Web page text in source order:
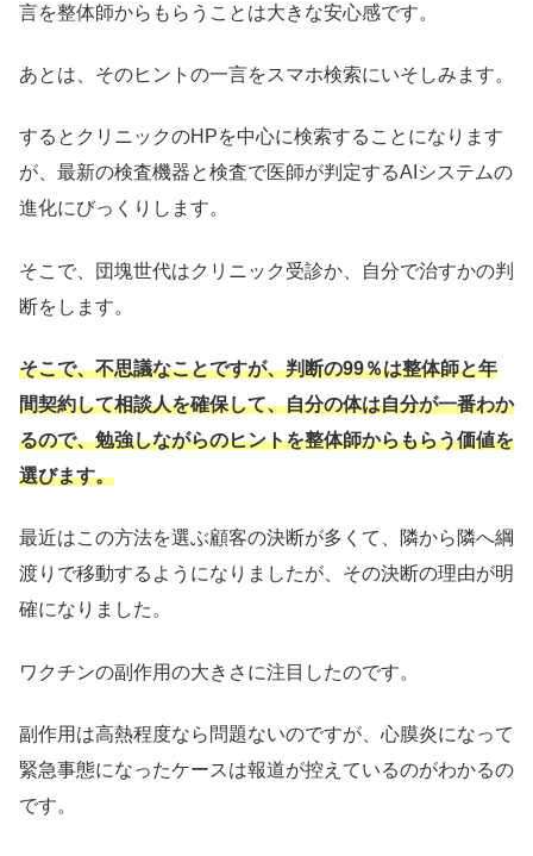
言を整体師からもらうことは大きな安心感です。
あとは、そのヒントの一言をスマホ検索にいそしみます。
するとクリニックのHPを中心に検索することになります
が、最新の検査機器と検査で医師が判定するAIシステムの
進化にびっくりします。
そこで、団塊世代はクリニック受診か、自分で治すかの判
断をします。
そこで、不思議なことですが、判断の99％は整体師と年
間契約して相談人を確保して、自分の体は自分が一番わか
るので、勉強しながらのヒントを整体師からもらう価値を
選びます。
最近はこの方法を選ぶ顧客の決断が多くて、隣から隣へ綱
渡りで移動するようになりましたが、その決断の理由が明
確になりました。
ワクチンの副作用の大きさに注目したのです。
副作用は高熱程度なら問題ないのですが、心膜炎になって
緊急事態になったケースは報道が控えているのがわかるの
です。